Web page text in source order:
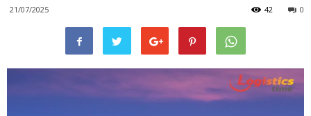
21/07/2025 0
42